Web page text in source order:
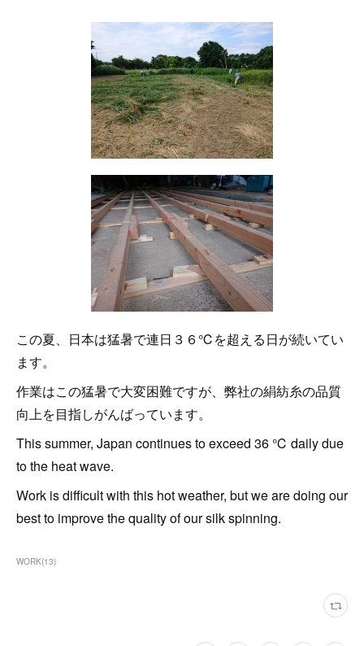
この夏、日本は猛暑で連日３６℃を超える日が続いてい
ます。
作業はこの猛暑で大変困難ですが、弊社の絹紡糸の品質
向上を目指しがんばっています。
This summer, Japan continues to exceed 36 ℃ daily due
to the heat wave.
Work is difficult with this hot weather, but we are doing our
best to improve the quality of our silk spinning.
WORK(13)